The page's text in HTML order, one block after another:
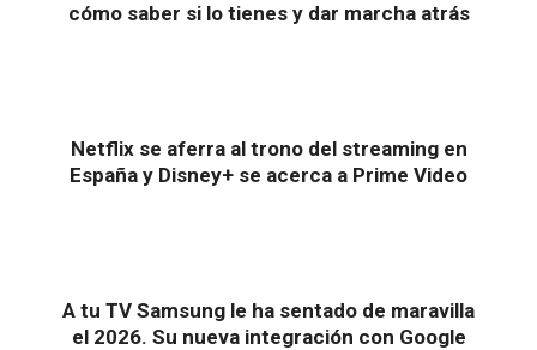
cómo saber si lo tienes y dar marcha atrás
Netflix se aferra al trono del streaming en
España y Disney+ se acerca a Prime Video
A tu TV Samsung le ha sentado de maravilla
el 2026. Su nueva integración con Google